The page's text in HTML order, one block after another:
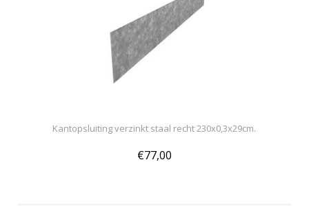
Kantopsluiting verzinkt staal recht 230x0,3x29cm.
€77,00